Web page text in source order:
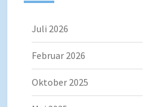
Juli 2026
Februar 2026
Oktober 2025